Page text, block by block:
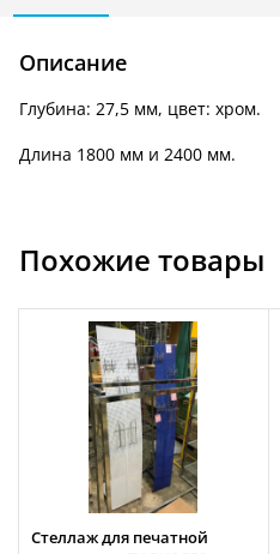
Описание
Глубина: 27,5 мм, цвет: хром.
Длина 1800 мм и 2400 мм.
Похожие товары
Стеллаж для печатной